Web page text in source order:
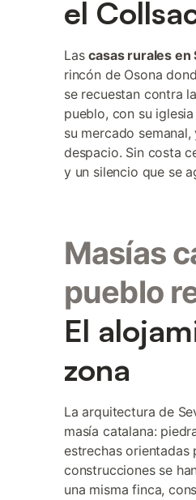
el
Lascasas rurales en
rincón de Osona
se recuestan contra
pueblo, con su
su mercado
despacio. Sin costa
y un silencio que se
Masías
pueblo
El
zona
La arquitectura de
masía catalana:
estrechas orientadas
construcciones se
una misma finca,